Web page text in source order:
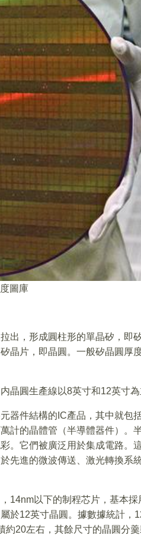
圖庫
出，形成圓柱形的單晶矽，即
晶片，即晶圓。一般矽晶圓厚
晶圓生產線以8英寸和12英寸為
器件結構的IC產品，其中就包
計的晶體管（半導體器件）。
。它們被廣泛用於集成電路。
先進的微波傳送、激光轉換系
14nm以下的制程芯片，基本採
於12英寸晶圓。據數據統計，
約20左右，其餘尺寸的晶圓分